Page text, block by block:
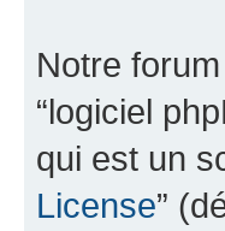
Notre
“logiciel
qui est un
License”